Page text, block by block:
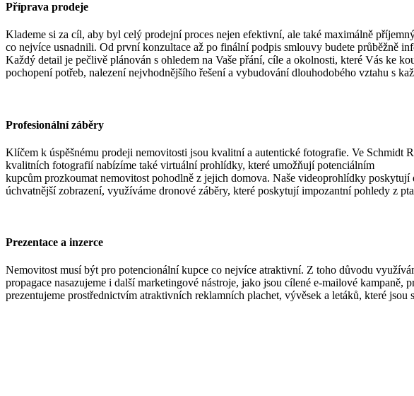
Příprava prodeje
Klademe si za cíl, aby byl celý prodejní proces nejen efektivní, ale také maximálně
co nejvíce usnadnili. Od první konzultace až po finální podpis smlouvy budete průběžně
Každý detail je pečlivě plánován s ohledem na Vaše přání, cíle a okolnosti, které Vás ke
pochopení potřeb, nalezení nejvhodnějšího řešení a vybudování dlouhodobého vztahu s
Profesionální záběry
Klíčem k úspěšnému prodeji nemovitosti jsou kvalitní a autentické fotografie. Ve Schmidt
kvalitních fotografií nabízíme také virtuální prohlídky, které umožňují potenciálním
kupcům prozkoumat nemovitost pohodlně z jejich domova. Naše videoprohlídky
úchvatnější zobrazení, využíváme dronové záběry, které poskytují impozantní pohledy z
Prezentace a inzerce
Nemovitost musí být pro potencionální kupce co nejvíce atraktivní. Z toho důvodu
propagace nasazujeme i další marketingové nástroje, jako jsou cílené e-mailové
prezentujeme prostřednictvím atraktivních reklamních plachet, vývěsek a letáků, které